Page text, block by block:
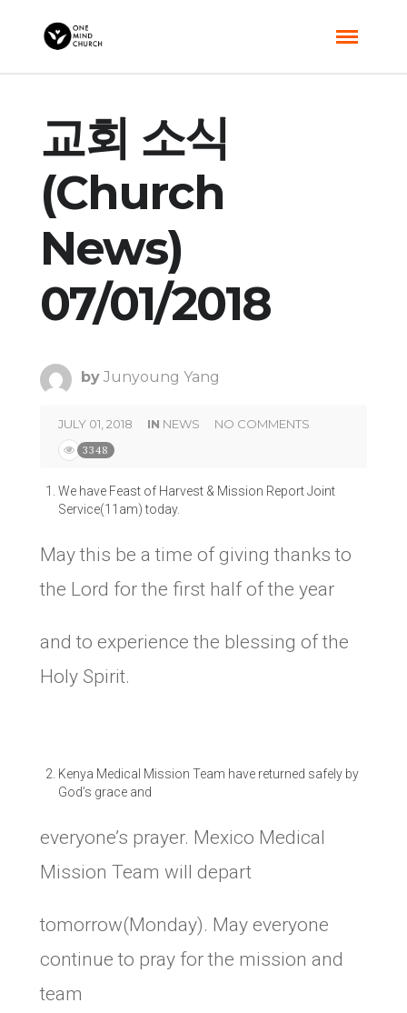
교회 소식
(Church
News)
07/01/2018
by Junyoung Yang
JULY 01, 2018 IN NEWS NO COMMENTS
3348
We have Feast of Harvest & Mission Report Joint
Service(11am) today.
May this be a time of giving thanks to
the Lord for the first half of the year
and to experience the blessing of the
Holy Spirit.
Kenya Medical Mission Team have returned safely by
God’s grace and
everyone’s prayer. Mexico Medical
Mission Team will depart
tomorrow(Monday). May everyone
continue to pray for the mission and
team